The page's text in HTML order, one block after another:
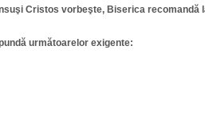
Cristos vorbeşte, Biserica recomandă
următoarelor exigente: